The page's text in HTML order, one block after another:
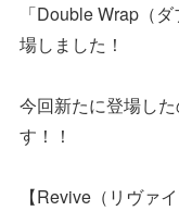
「Double Wrap（
場しました！
今回新たに登場し
す！！
【Revive（リヴァイ